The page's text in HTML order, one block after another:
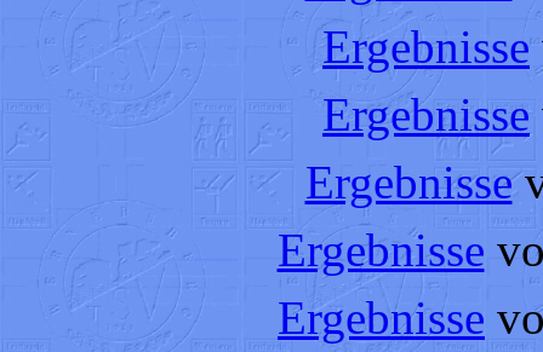
Ergebnisse
Ergebnisse
Ergebnisse
Ergebnisse
Ergebnisse